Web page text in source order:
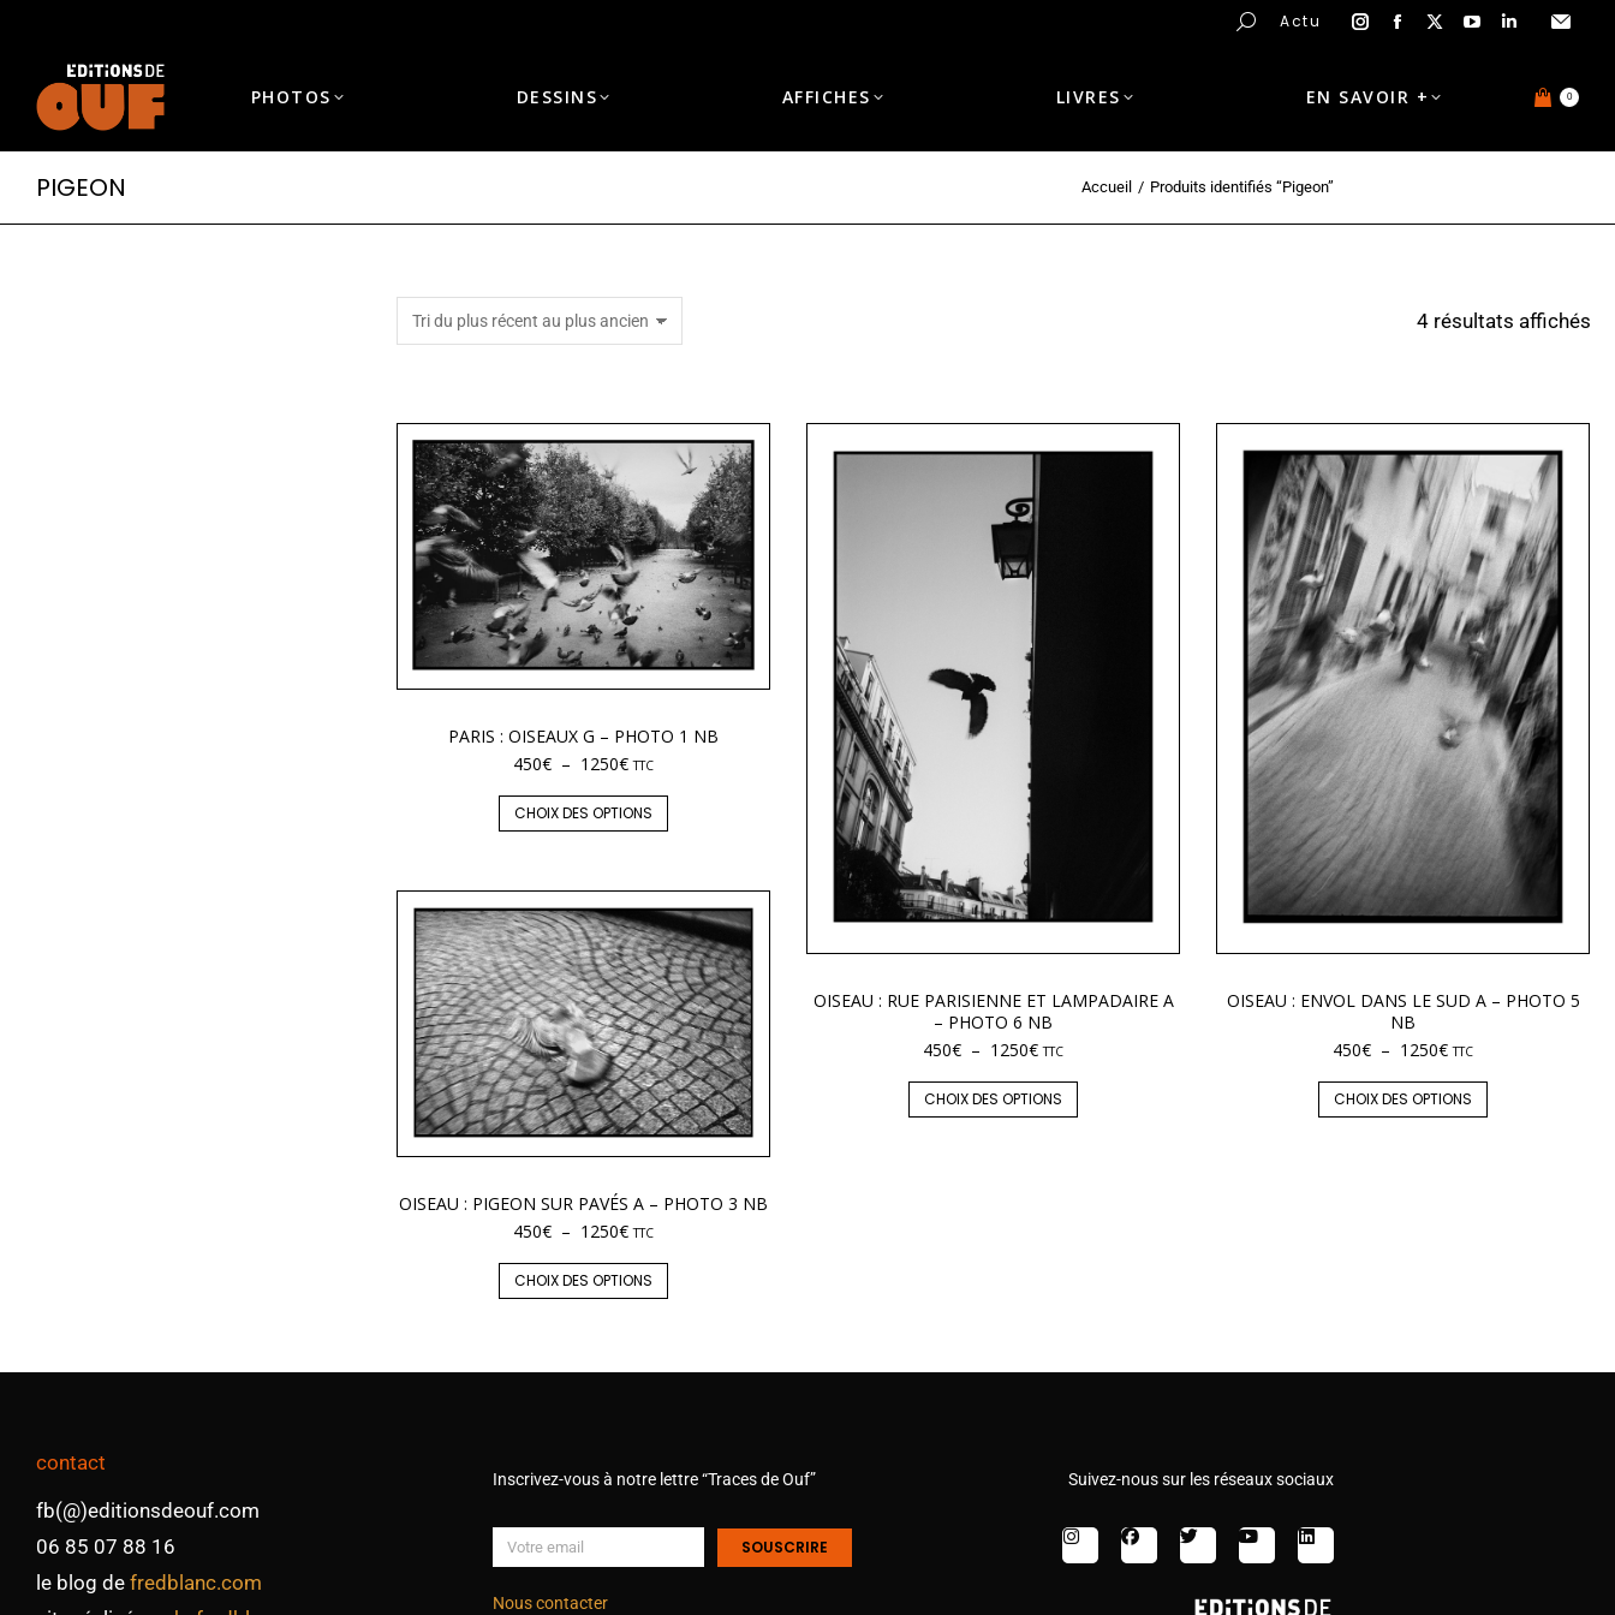
Actu
PHOTOS DESSINS AFFICHES LIVRES EN SAVOIR + 0
PIGEON Accueil Produits identifiés “Pigeon”
4 résultats affichés
PARIS : OISEAUX G – PHOTO 1 NB
450€ – 1250€ TTC
CHOIX DES OPTIONS
OISEAU : RUE PARISIENNE ET LAMPADAIRE A
– PHOTO 6 NB
450€ – 1250€ TTC
CHOIX DES OPTIONS
OISEAU : ENVOL DANS LE SUD A – PHOTO 5
NB
450€ – 1250€ TTC
CHOIX DES OPTIONS
OISEAU : PIGEON SUR PAVÉS A – PHOTO 3 NB
450€ – 1250€ TTC
CHOIX DES OPTIONS
contact
fb(@)editionsdeouf.com
06 85 07 88 16
le blog de fredblanc.com
Inscrivez-vous à notre lettre “Traces de Ouf”
SOUSCRIRE
Nous contacter
Suivez-nous sur les réseaux sociaux